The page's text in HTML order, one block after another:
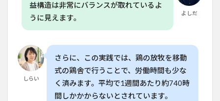
なも
ので
す
か？
よしだ
益構造は非常にバランスが取れているよ
うに見えます。
しらい
さらに、この実践では、鶏の放牧を移動
式の鶏舎で行うことで、労働時間も少な
く済みます。平均で1週間あたり約740時
間しかかからないとされています。